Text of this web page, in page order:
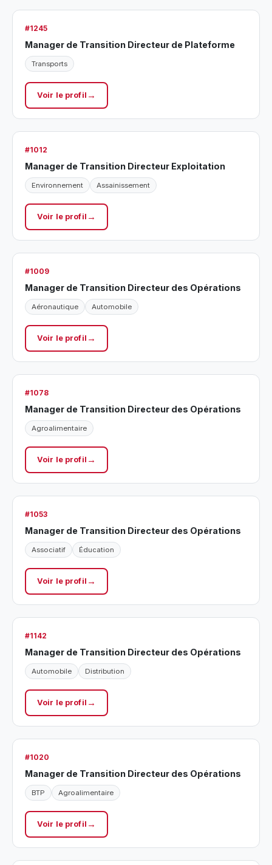
#1245
Manager de Transition Directeur de Plateforme
Transports
Voir le profil
#1012
Manager de Transition Directeur Exploitation
Environnement Assainissement
Voir le profil
#1009
Manager de Transition Directeur des Opérations
Aéronautique Automobile
Voir le profil
#1078
Manager de Transition Directeur des Opérations
Agroalimentaire
Voir le profil
#1053
Manager de Transition Directeur des Opérations
Associatif Éducation
Voir le profil
#1142
Manager de Transition Directeur des Opérations
Automobile Distribution
Voir le profil
#1020
Manager de Transition Directeur des Opérations
BTP Agroalimentaire
Voir le profil